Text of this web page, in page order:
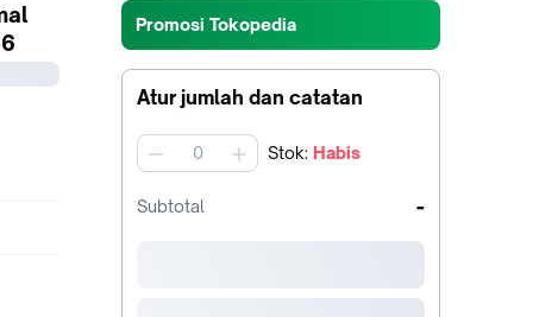
Promosi Tokopedia
Atur jumlah dan catatan
jumlah Stok: Habis
Subtotal -